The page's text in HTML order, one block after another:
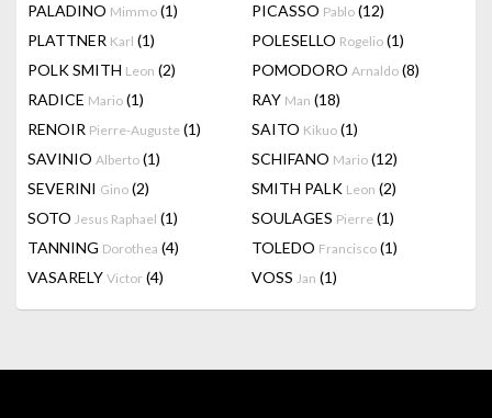
PALADINO Mimmo (1) PICASSO Pablo (12)
PLATTNER Karl (1) POLESELLO Rogelio (1)
POLK SMITH Leon (2) POMODORO Arnaldo (8)
RADICE Mario (1) RAY Man (18)
RENOIR Pierre-Auguste (1) SAITO Kikuo (1)
SAVINIO Alberto (1) SCHIFANO Mario (12)
SEVERINI Gino (2) SMITH PALK Leon (2)
SOTO Jesus Raphael (1) SOULAGES Pierre (1)
TANNING Dorothea (4) TOLEDO Francisco (1)
VASARELY Victor (4) VOSS Jan (1)